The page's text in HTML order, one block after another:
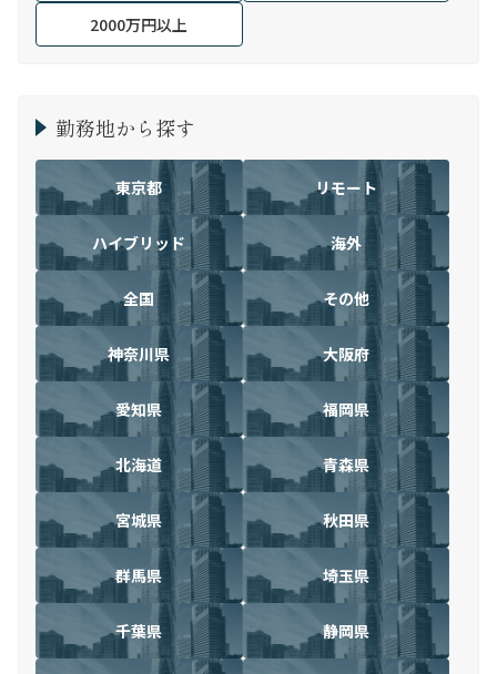
2000万円以上
勤務地から探す
東京都 リモート
ハイブリッド 海外
全国 その他
神奈川県 大阪府
愛知県 福岡県
北海道 青森県
宮城県 秋田県
群馬県 埼玉県
千葉県 静岡県